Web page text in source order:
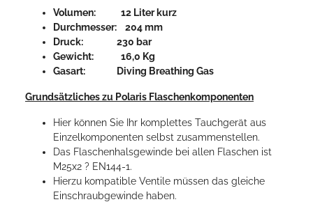
Volumen: 12 Liter kurz
Durchmesser: 204 mm
Druck: 230 bar
Gewicht: 16,0 Kg
Gasart: Diving Breathing Gas
Grundsätzliches zu Polaris Flaschenkomponenten
Hier können Sie Ihr komplettes Tauchgerät aus
Einzelkomponenten selbst zusammenstellen.
Das Flaschenhalsgewinde bei allen Flaschen ist
M25x2 ? EN144-1.
Hierzu kompatible Ventile müssen das gleiche
Einschraubgewinde haben.